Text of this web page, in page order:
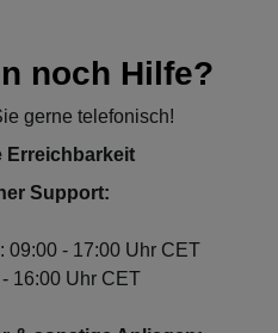
noch Hilfe?
gerne telefonisch!
Erreichbarkeit
Support:
09:00 - 17:00 Uhr CET
16:00 Uhr CET